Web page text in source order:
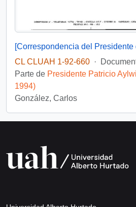
CL CLUAH 1-92-660 ·
Parte de Presidente Patricio
1994)
González, Carlos